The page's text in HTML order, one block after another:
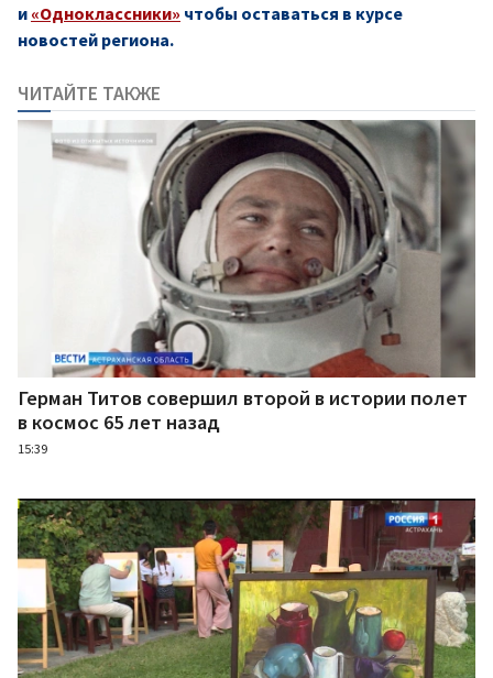
и «Одноклассники» чтобы оставаться в курсе
новостей региона.
ЧИТАЙТЕ ТАКЖЕ
Герман Титов совершил второй в истории полет
в космос 65 лет назад
15:39